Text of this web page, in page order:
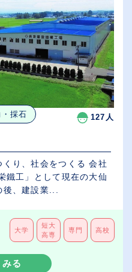
採石 127人
り、社会をつくる 会社
工」として現在の大仙
、建設業...
大学
短大
高専
専門 高校
る